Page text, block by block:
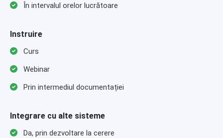
În intervalul orelor lucrătoare
Instruire
Curs
Webinar
Prin intermediul documentației
Integrare cu alte sisteme
Da, prin dezvoltare la cerere